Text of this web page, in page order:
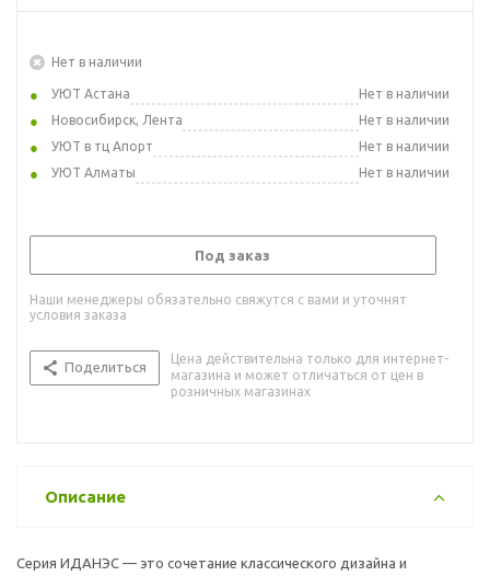
Нет в наличии
УЮТ Астана
Нет в наличии
Новосибирск, Лента
Нет в наличии
УЮТ в тц Апорт
Нет в наличии
УЮТ Алматы
Нет в наличии
Под заказ
Наши менеджеры обязательно свяжутся с вами и уточнят
условия заказа
Поделиться
Цена действительна только для интернет-
магазина и может отличаться от цен в
розничных магазинах
Описание
Серия ИДАНЭС — это сочетание классического дизайна и